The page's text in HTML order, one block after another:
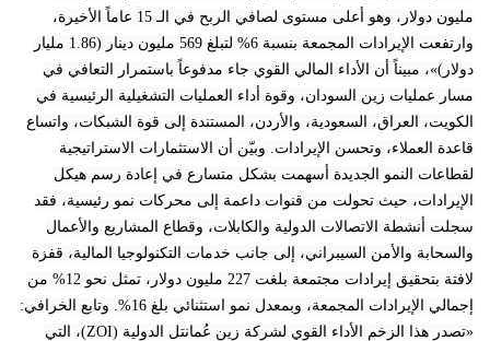
مليون دولار، وهو أعلى مستوى لصافي الربح في الـ 15 عاماً الأخيرة،
وارتفعت الإيرادات المجمعة بنسبة 6% لتبلغ 569 مليون دينار (1.86 مليار
دولار)»، مبيناً أن الأداء المالي القوي جاء مدفوعاً باستمرار التعافي في
مسار عمليات زين السودان، وقوة أداء العمليات التشغيلية الرئيسية في
الكويت، العراق، السعودية، والأردن، المستندة إلى قوة الشبكات، واتساع
قاعدة العملاء، وتحسن الإيرادات. وبيّن أن الاستثمارات الاستراتيجية
لقطاعات النمو الجديدة أسهمت بشكل متسارع في إعادة رسم هيكل
الإيرادات، حيث تحولت من قنوات داعمة إلى محركات نمو رئيسية، فقد
سجلت أنشطة الاتصالات الدولية والكابلات، وقطاع المشاريع والأعمال
والسحابة والأمن السيبراني، إلى جانب خدمات التكنولوجيا المالية، قفزة
لافتة بتحقيق إيرادات مجتمعة بلغت 227 مليون دولار، تمثل نحو 12% من
إجمالي الإيرادات المجمعة، وبمعدل نمو استثنائي بلغ 16%. وتابع الخرافي:
«تصدر هذا الزخم الأداء القوي لشركة زين عُمانتل الدولية (ZOI)، التي